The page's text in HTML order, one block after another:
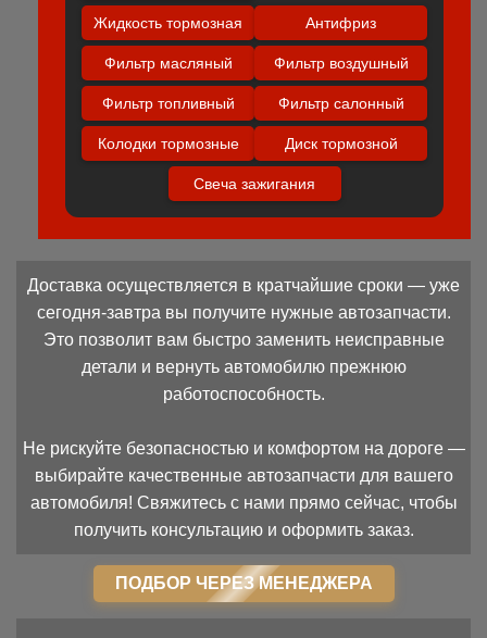
Жидкость тормозная Антифриз
Фильтр масляный Фильтр воздушный
Фильтр топливный Фильтр салонный
Колодки тормозные Диск тормозной
Свеча зажигания
Доставка осуществляется в кратчайшие сроки — уже
сегодня-завтра вы получите нужные автозапчасти.
Это позволит вам быстро заменить неисправные
детали и вернуть автомобилю прежнюю
работоспособность.
Не рискуйте безопасностью и комфортом на дороге —
выбирайте качественные автозапчасти для вашего
автомобиля! Свяжитесь с нами прямо сейчас, чтобы
получить консультацию и оформить заказ.
ПОДБОР ЧЕРЕЗ МЕНЕДЖЕРА